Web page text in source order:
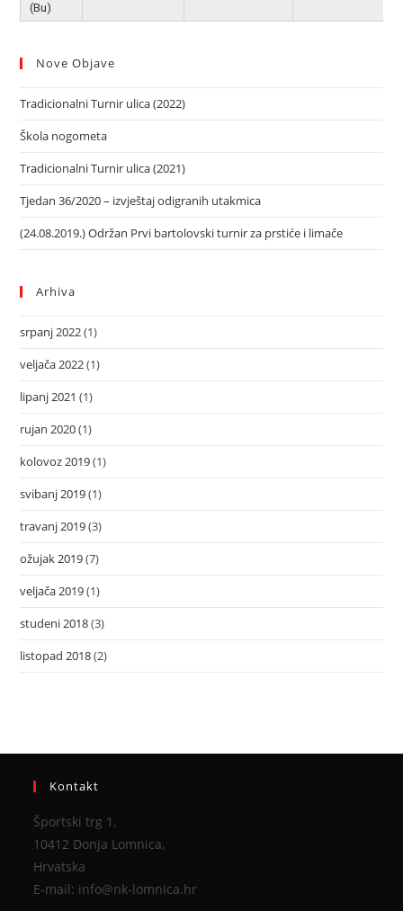
(Bu)
Nove Objave
Tradicionalni Turnir ulica (2022)
Škola nogometa
Tradicionalni Turnir ulica (2021)
Tjedan 36/2020 – izvještaj odigranih utakmica
(24.08.2019.) Održan Prvi bartolovski turnir za prstiće i limače
Arhiva
srpanj 2022(1)
veljača 2022(1)
lipanj 2021 (1)
rujan 2020(1)
kolovoz 2019(1)
svibanj 2019(1)
travanj 2019(3)
ožujak 2019(7)
veljača 2019(1)
studeni 2018(3)
listopad 2018(2)
Kontakt
Športski trg 1,
10412 Donja Lomnica,
Hrvatska
E-mail: info@nk-lomnica.hr